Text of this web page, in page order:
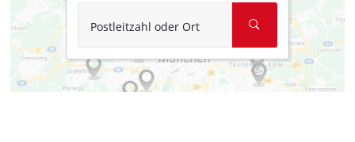
Postleitzahl oder Ort